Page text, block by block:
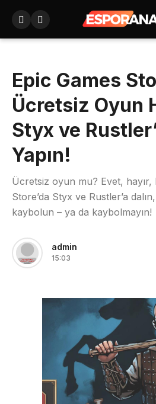
Epic Games
Ücretsiz Oyun
Styx ve
Yapın!
Ücretsiz oyun mu? Evet, hayır,
Store’da Styx ve Rustler’a
kaybolun – ya da kaybolmayın!
admin
15:03